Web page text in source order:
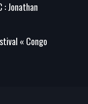
: Jonathan
« Congo